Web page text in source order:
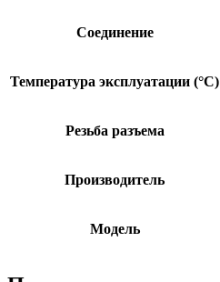
Соединение
Температура эксплуатации (°C)
Резьба разъема
Производитель
Модель